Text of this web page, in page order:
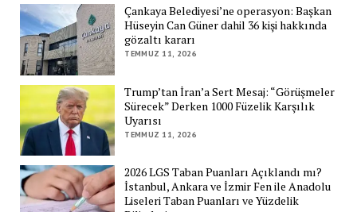
Çankaya Belediyesi’ne operasyon: Başkan
Hüseyin Can Güner dahil 36 kişi hakkında
gözaltı kararı
TEMMUZ 11, 2026
Trump’tan İran’a Sert Mesaj: “Görüşmeler
Sürecek” Derken 1000 Füzelik Karşılık
Uyarısı
TEMMUZ 11, 2026
2026 LGS Taban Puanları Açıklandı mı?
İstanbul, Ankara ve İzmir Fen ile Anadolu
Liseleri Taban Puanları ve Yüzdelik